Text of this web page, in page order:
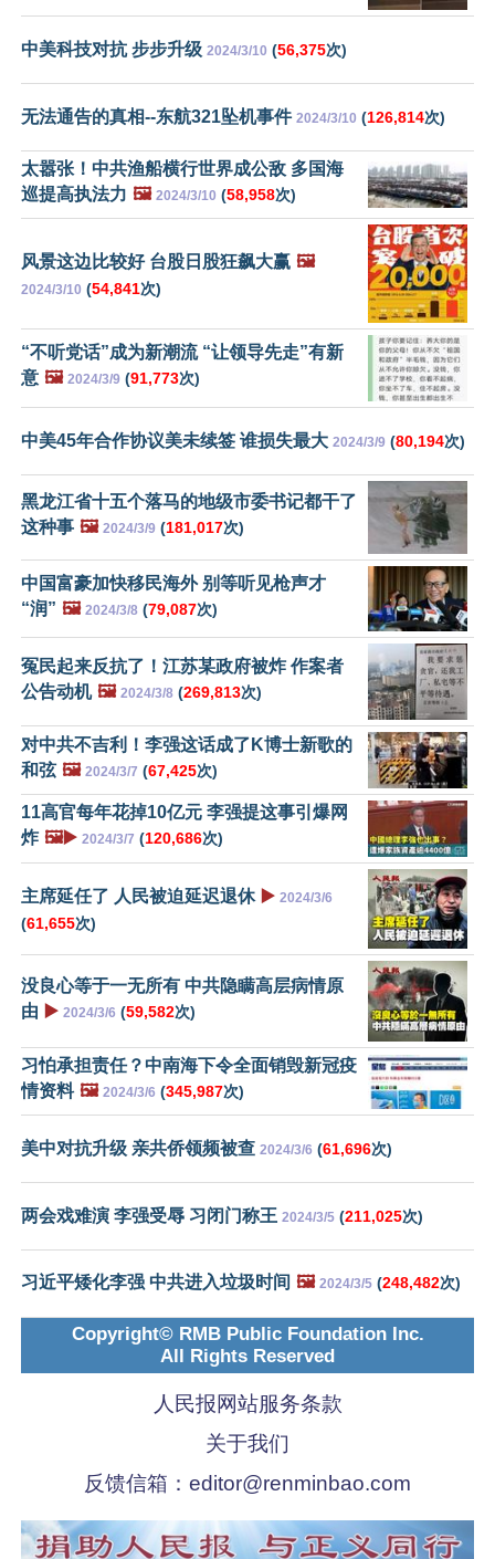
中美科技对抗 步步升级 2024/3/10 (56,375次)
无法通告的真相--东航321坠机事件 2024/3/10 (126,814次)
太嚣张！中共渔船横行世界成公敌 多国海
巡提高执法力 🖼️ 2024/3/10 (58,958次)
风景这边比较好 台股日股狂飙大赢 🖼️
2024/3/10 (54,841次)
“不听党话”成为新潮流 “让领导先走”有新
意 🖼️ 2024/3/9 (91,773次)
中美45年合作协议美未续签 谁损失最大 2024/3/9 (80,194次)
黑龙江省十五个落马的地级市委书记都干了
这种事 🖼️ 2024/3/9 (181,017次)
中国富豪加快移民海外 别等听见枪声才
“润” 🖼️ 2024/3/8 (79,087次)
冤民起来反抗了！江苏某政府被炸 作案者
公告动机 🖼️ 2024/3/8 (269,813次)
对中共不吉利！李强这话成了K博士新歌的
和弦 🖼️ 2024/3/7 (67,425次)
11高官每年花掉10亿元 李强提这事引爆网
炸 🖼️▶️ 2024/3/7 (120,686次)
主席延任了 人民被迫延迟退休 ▶️ 2024/3/6
(61,655次)
没良心等于一无所有 中共隐瞒高层病情原
由 ▶️ 2024/3/6 (59,582次)
习怕承担责任？中南海下令全面销毁新冠疫
情资料 🖼️ 2024/3/6 (345,987次)
美中对抗升级 亲共侨领频被查 2024/3/6 (61,696次)
两会戏难演 李强受辱 习闭门称王 2024/3/5 (211,025次)
习近平矮化李强 中共进入垃圾时间 🖼️ 2024/3/5 (248,482次)
Copyright© RMB Public Foundation Inc.
All Rights Reserved
人民报网站服务条款
关于我们
反馈信箱： editor@renminbao.com